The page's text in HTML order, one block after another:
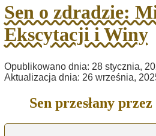
Sen o zdradzie:
Ekscytacji i Winy
Opublikowano dnia: 28 stycznia,
Aktualizacja dnia: 26 września,
Sen przesłany